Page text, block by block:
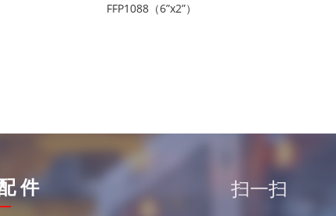
FFP1088（6”x2”）
扫一扫
件